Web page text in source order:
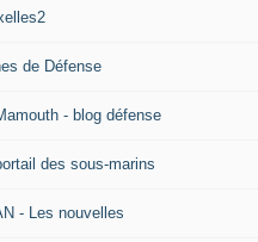
de Défense
- blog défense
des sous-marins
- Les nouvelles